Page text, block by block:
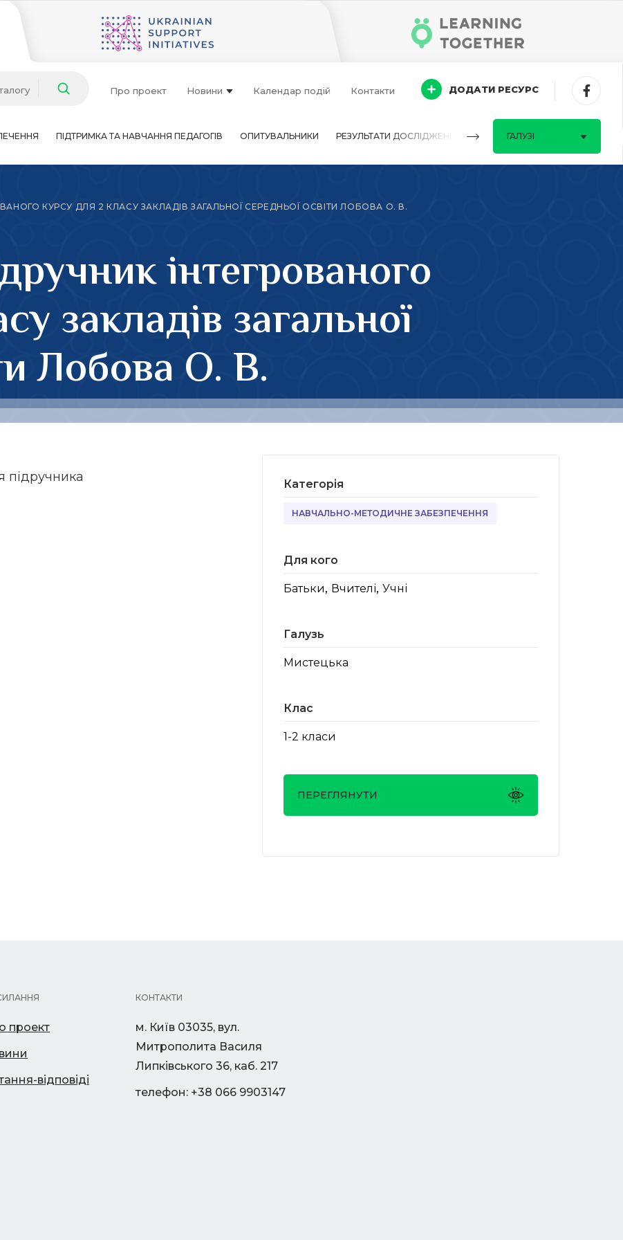
Про проект Новини Календар подій Контакти ДОДАТИ РЕСУРС
ПІДТРИМКА ТА НАВЧАННЯ ПЕДАГОГІВ ОПИТУВАЛЬНИКИ РЕЗУЛЬТАТИ ДОСЛІДЖЕНЬ ПИТАННЯ-ВІДПОВІДІ
ГАЛУЗІ
КУРСУ ДЛЯ 2 КЛАСУ ЗАКЛАДІВ ЗАГАЛЬНОЇ СЕРЕДНЬОЇ ОСВІТИ ЛОБОВА О. В.
інтегрованого
закладів загальної
Лобова О. В.
підручника Категорія
НАВЧАЛЬНО-МЕТОДИЧНЕ ЗАБЕЗПЕЧЕННЯ
Для кого
Батьки, Вчителі, Учні
Галузь
Мистецька
Клас
1-2 класи
ПЕРЕГЛЯНУТИ
проект
відповіді
КОНТАКТИ
м. Київ 03035, вул.
Митрополита Василя
Липківського 36, каб. 217
телефон: +38 066 9903147